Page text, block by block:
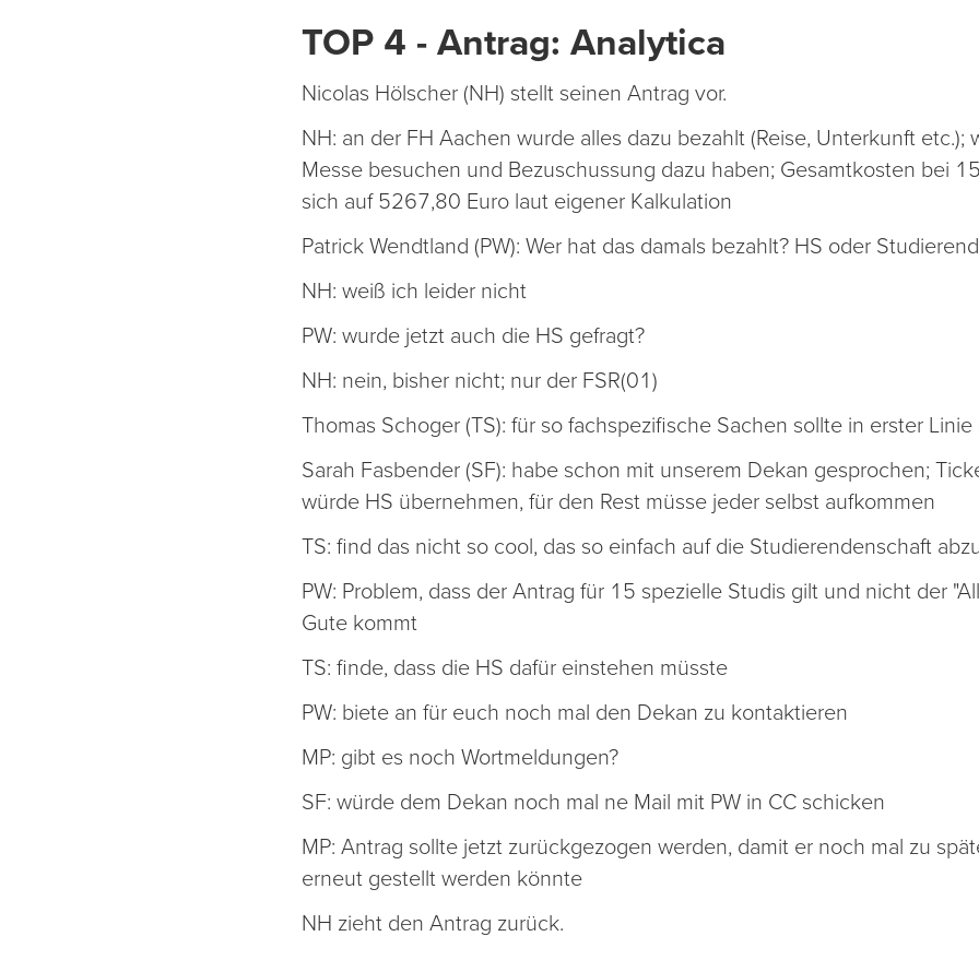
TOP 4 - Antrag: Analytica
Nicolas Hölscher (NH) stellt seinen Antrag vor.
NH: an der FH Aachen wurde alles dazu bezahlt (Reise, Unterkunft etc.);
Messe besuchen und Bezuschussung dazu haben; Gesamtkosten bei
sich auf 5267,80 Euro laut eigener Kalkulation
Patrick Wendtland (PW): Wer hat das damals bezahlt? HS oder
NH: weiß ich leider nicht
PW: wurde jetzt auch die HS gefragt?
NH: nein, bisher nicht; nur der FSR(01)
Thomas Schoger (TS): für so fachspezifische Sachen sollte in erster
Sarah Fasbender (SF): habe schon mit unserem Dekan gesprochen;
würde HS übernehmen, für den Rest müsse jeder selbst aufkommen
TS: find das nicht so cool, das so einfach auf die Studierendenschaft
PW: Problem, dass der Antrag für 15 spezielle Studis gilt und nicht der
Gute kommt
TS: finde, dass die HS dafür einstehen müsste
PW: biete an für euch noch mal den Dekan zu kontaktieren
MP: gibt es noch Wortmeldungen?
SF: würde dem Dekan noch mal ne Mail mit PW in CC schicken
MP: Antrag sollte jetzt zurückgezogen werden, damit er noch mal zu
erneut gestellt werden könnte
NH zieht den Antrag zurück.